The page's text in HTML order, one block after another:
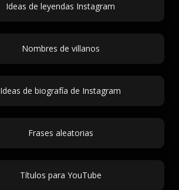
Ideas de leyendas Instagram
Nombres de villanos
Ideas de biografía de Instagram
Frases aleatorias
Títulos para YouTube